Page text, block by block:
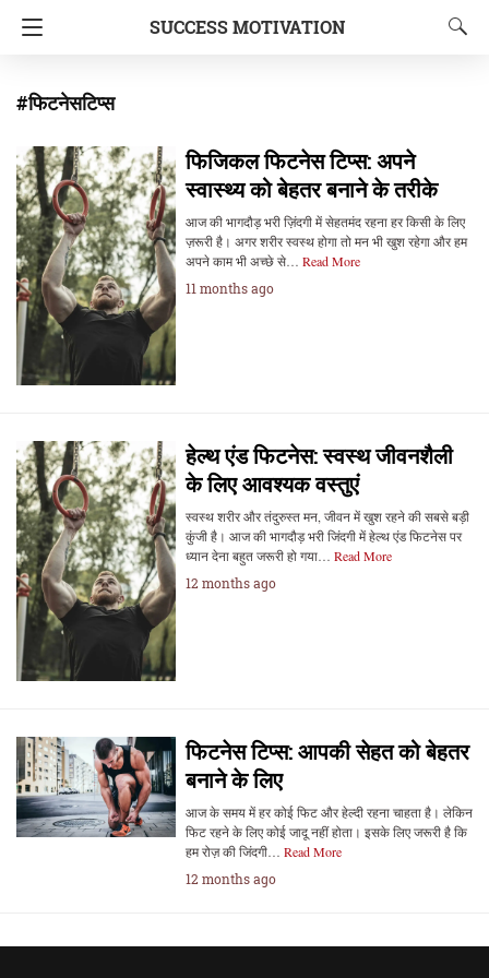
SUCCESS MOTIVATION
#फिटनेसटिप्स
फिजिकल फिटनेस टिप्स: अपने
स्वास्थ्य को बेहतर बनाने के तरीके
आज की भागदौड़ भरी ज़िंदगी में सेहतमंद रहना हर किसी के लिए
ज़रूरी है। अगर शरीर स्वस्थ होगा तो मन भी खुश रहेगा और हम
अपने काम भी अच्छे से… Read More
11 months ago
हेल्थ एंड फिटनेस: स्वस्थ जीवनशैली
के लिए आवश्यक वस्तुएं
स्वस्थ शरीर और तंदुरुस्त मन, जीवन में खुश रहने की सबसे बड़ी
कुंजी है। आज की भागदौड़ भरी जिंदगी में हेल्थ एंड फिटनेस पर
ध्यान देना बहुत जरूरी हो गया… Read More
12 months ago
फिटनेस टिप्स: आपकी सेहत को बेहतर
बनाने के लिए
आज के समय में हर कोई फिट और हेल्दी रहना चाहता है। लेकिन
फिट रहने के लिए कोई जादू नहीं होता। इसके लिए जरूरी है कि
हम रोज़ की जिंदगी… Read More
12 months ago